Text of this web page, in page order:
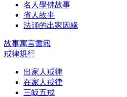
名人學佛故事
省人故事
法師的出家因緣
故事寓言書籍
戒律規行
出家人戒律
在家人戒律
三皈五戒